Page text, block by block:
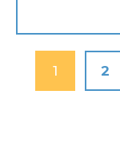
1 2